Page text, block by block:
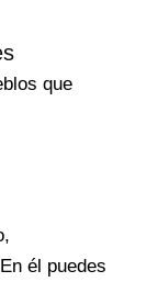
que
él puedes